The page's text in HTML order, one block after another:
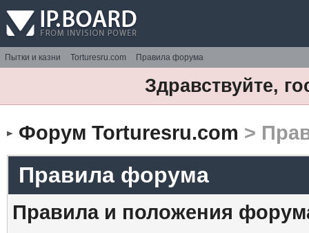
Пытки и казни Torturesru.com Правила форума
Здравствуйте,
Форум Torturesru.com >
Правила форума
Правила и положения